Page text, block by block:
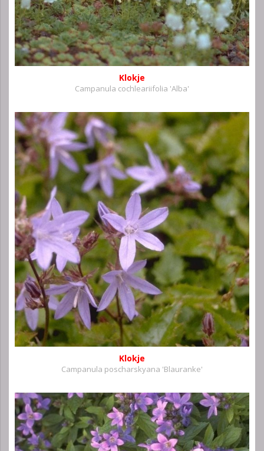
Klokje
Campanula cochleariifolia 'Alba'
Klokje
Campanula poscharskyana 'Blauranke'